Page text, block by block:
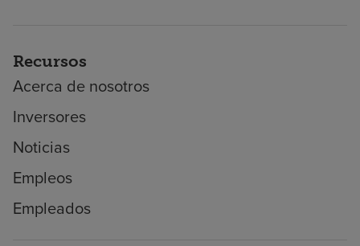
Recursos
Acerca de nosotros
Inversores
Noticias
Empleos
Empleados